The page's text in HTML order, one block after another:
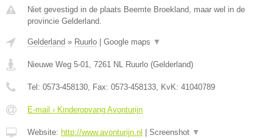
Niet gevestigd in de plaats Beemte Broekland, maar wel in de
provincie Gelderland.
Gelderland » Ruurlo Google maps ▼
Nieuwe Weg 5-01, 7261 NL Ruurlo (Gelderland)
Tel: 0573-458130, Fax: 0573-458133, KvK: 41040789
E-mail › Kinderopvang Avonturijn
Website: http://www.avonturijn.nl Screenshot ▼